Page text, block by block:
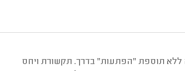
ללא תוספת "הפתעות" בדרך. תקשורת ויחס